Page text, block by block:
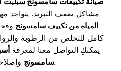
مشاكل ضعف التبريد. يتواجد
المياه من تكييف سامسونج
كامل للتخلص من الرطوبة
يمكنكِ التواصل معنا لمعرفة
سامسونجوإصلاحه في مكانكِ.